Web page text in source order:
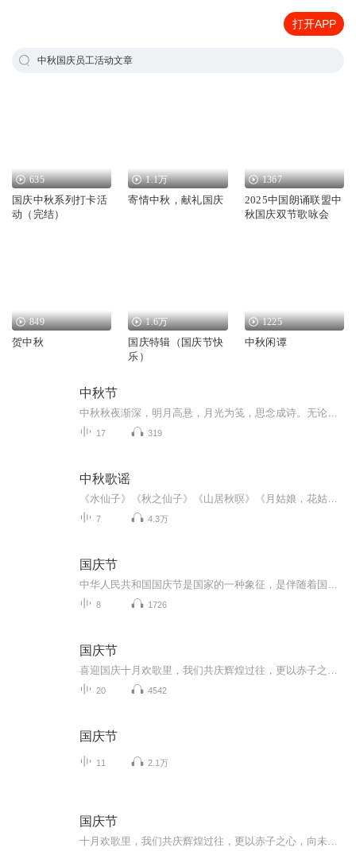
打开APP
中秋国庆员工活动文章
635
国庆中秋系列打卡活
动（完结）
1.1万
寄情中秋，献礼国庆
1367
2025中国朗诵联盟中
秋国庆双节歌咏会
849
贺中秋
1.6万
国庆特辑（国庆节快
乐）
1225
中秋闲谭
中秋节
17 319
中秋歌谣
7 4.3万
国庆节
8 1726
国庆节
20 4542
国庆节
11 2.1万
国庆节